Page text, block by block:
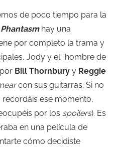
de poco tiempo para la
Phantasmhay una
por completo la trama y
Jody y el “hombre de
Bill Thornbury y Reggie
con sus guitarras. Si no
recordáis ese momento,
por los spoilers). Es
en una película de
cómo decidiste